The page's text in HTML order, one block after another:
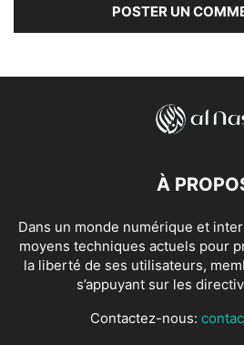
À
Dans un monde numérique et
moyens techniques actuels pour
la liberté de ses utilisateurs,
s’appuyant sur les
Contactez-nous: